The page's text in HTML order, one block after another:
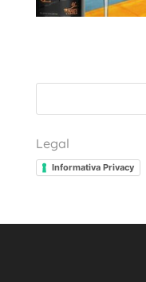
Legal
Informativa Privacy